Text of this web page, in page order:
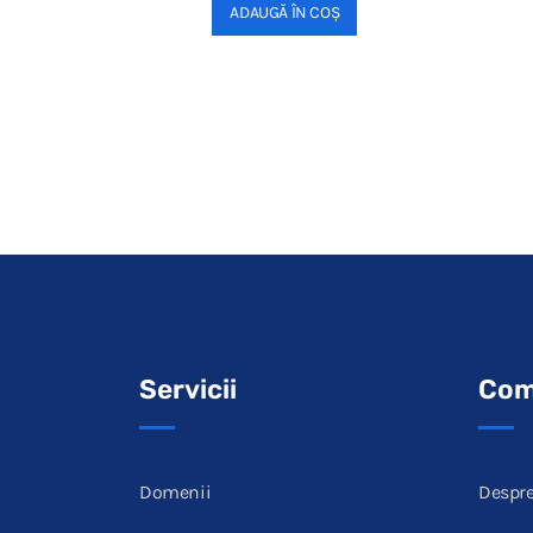
ADAUGĂ ÎN COȘ
Servicii
Domenii